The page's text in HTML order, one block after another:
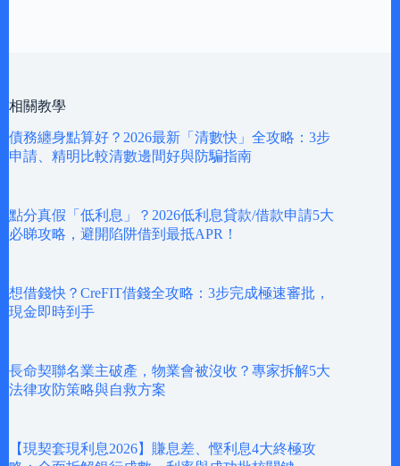
相關教學
債務纏身點算好？2026最新「清數快」全攻略：3步
申請、精明比較清數邊間好與防騙指南
點分真假「低利息」？2026低利息貸款/借款申請5大
必睇攻略，避開陷阱借到最抵APR！
想借錢快？CreFIT借錢全攻略：3步完成極速審批，
現金即時到手
長命契聯名業主破產，物業會被沒收？專家拆解5大
法律攻防策略與自救方案
【現契套現利息2026】賺息差、慳利息4大終極攻